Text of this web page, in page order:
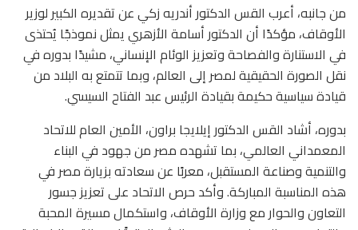
من جانبه، أعرب القس الدكتور أندريه زكي عن تقديره الكبير لوزير
الأوقاف، مؤكدًا أن الدكتور أسامة الأزهري يمثل نموذجًا يُحتذى
في الاستنارة والفصاحة وتعزيز الوئام الإنساني، مشيدًا بدوره في
نقل الصورة الحقيقية لمصر إلى العالم، وبما تتمتع به البلاد من
قيادة سياسية حكيمة بقيادة الرئيس عبد الفتاح السيسي.
بدوره، أشاد القس الدكتور إيلايجا براون، الأمين العام للاتحاد
المعمداني العالمي، بما تشهده مصر من جهود في البناء
والتنمية وصناعة المستقبل، معربًا عن سعادته بزيارة مصر في
هذه المناسبة المباركة. وأكد حرص الاتحاد على تعزيز جسور
التعاون والحوار مع وزارة الأوقاف، واستكمال مسيرة المحبة